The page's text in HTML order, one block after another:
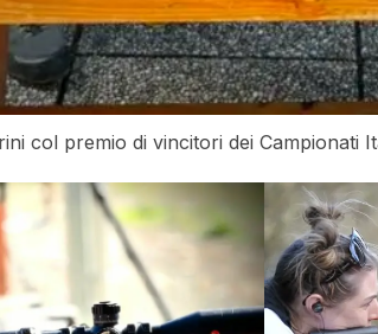
col premio di vincitori dei Campionati